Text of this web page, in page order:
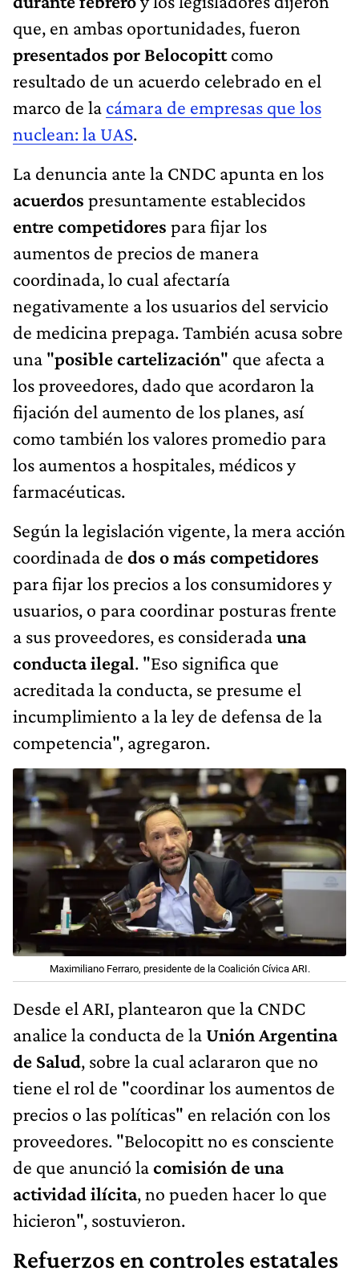
que, en ambas oportunidades, fueron
presentados por Belocopittcomo
resultado de un acuerdo celebrado en el
marco de la cámara de empresas que los
nuclean: la UAS.
La denuncia ante la CNDC apunta en los
acuerdos presuntamente establecidos
entre competidores para fijar los
aumentos de precios de manera
coordinada, lo cual afectaría
negativamente a los usuarios del servicio
de medicina prepaga. También acusa sobre
una "posible cartelización" que afecta a
los proveedores, dado que acordaron la
fijación del aumento de los planes, así
como también los valores promedio para
los aumentos a hospitales, médicos y
farmacéuticas.
Según la legislación vigente, la mera acción
coordinada de dos o más competidores
para fijar los precios a los consumidores y
usuarios, o para coordinar posturas frente
a sus proveedores, es consideradauna
conducta ilegal. "Eso significa que
acreditada la conducta, se presume el
incumplimiento a la ley de defensa de la
competencia", agregaron.
Maximiliano Ferraro, presidente de la Coalición Cívica ARI.
Desde el ARI, plantearon que la CNDC
analice la conducta de laUnión Argentina
de Salud, sobre la cual aclararon que no
tiene el rol de "coordinar los aumentos de
precios o las políticas" en relación con los
proveedores. "Belocopitt no es consciente
de que anunció lacomisión de una
actividad ilícita, no pueden hacer lo que
hicieron", sostuvieron.
Refuerzos en controles estatales